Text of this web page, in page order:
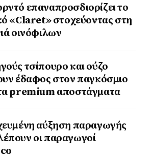
επαναπροσδιορίζει το
«Claret» στοχεύοντας στη
οινόφιλων
τσίπουρο και ούζο
έδαφος στoν παγκόσμιο
premium αποστάγματα
αύξηση παραγωγής
οι παραγωγοί